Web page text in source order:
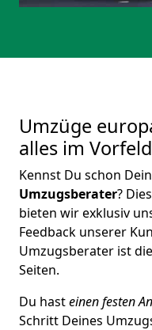
Umzüge
alles im
Kennst Du schon
Umzugsberater?
bieten wir exklusiv
Feedback unserer
Umzugsberater ist
Seiten.
Du hasteinen festen
Schritt Deines